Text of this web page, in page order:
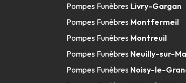
24 7j/7
- 226 Stalingrad
Pompes Funèbres Livry-Gargan
Pompes Funèbres Montfermeil
Pompes Funèbres Montreuil
Pompes Funèbres Neuilly-sur-
Pompes Funèbres Noisy-le-